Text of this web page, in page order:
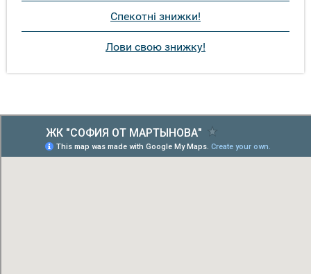
Спекотні знижки!
Лови свою знижку!